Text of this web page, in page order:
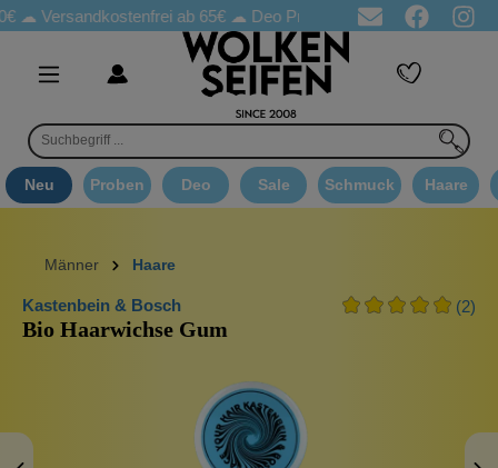
ab 65€ ☁ Deo Proben in jeder Bestellung ☁
Neu Proben Deo Sale Schmuck Haare
Männer Haare
Kastenbein & Bosch (2)
Bio Haarwichse Gum